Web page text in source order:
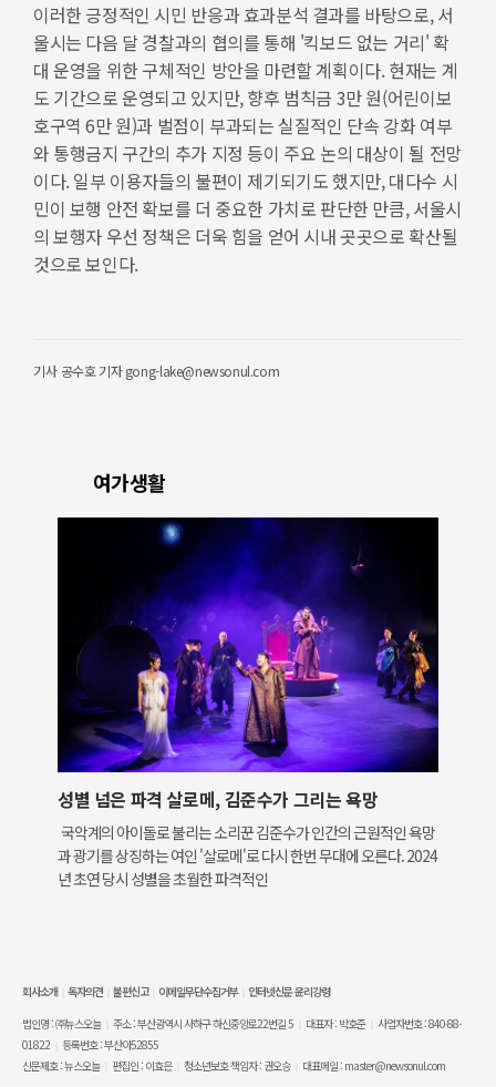
이러한 긍정적인 시민 반응과 효과분석 결과를 바탕으로, 서
울시는 다음 달 경찰과의 협의를 통해 '킥보드 없는 거리' 확
대 운영을 위한 구체적인 방안을 마련할 계획이다. 현재는 계
도 기간으로 운영되고 있지만, 향후 범칙금 3만 원(어린이보
호구역 6만 원)과 벌점이 부과되는 실질적인 단속 강화 여부
와 통행금지 구간의 추가 지정 등이 주요 논의 대상이 될 전망
이다. 일부 이용자들의 불편이 제기되기도 했지만, 대다수 시
민이 보행 안전 확보를 더 중요한 가치로 판단한 만큼, 서울시
의 보행자 우선 정책은 더욱 힘을 얻어 시내 곳곳으로 확산될
것으로 보인다.
기사 공수호 기자 gong-lake@newsonul.com
여가생활
성별 넘은 파격 살로메, 김준수가 그리는 욕망
국악계의 아이돌로 불리는 소리꾼 김준수가 인간의 근원적인 욕망
과 광기를 상징하는 여인 '살로메'로 다시 한번 무대에 오른다. 2024
년 초연 당시 성별을 초월한 파격적인
회사소개 독자의견 불편신고 이메일무단수집거부
인터넷신문 윤리강령
법인명 : ㈜뉴스오늘
주소 : 부산광역시 사하구 하신중앙로22번길 5 대표자 : 박호준
사업자번호 : 840-88-
01822
등록번호 : 부산아52855
신문제호 : 뉴스오늘
편집인 : 이효은 청소년보호 책임자 : 권오승 대표메일 : master@newsonul.com